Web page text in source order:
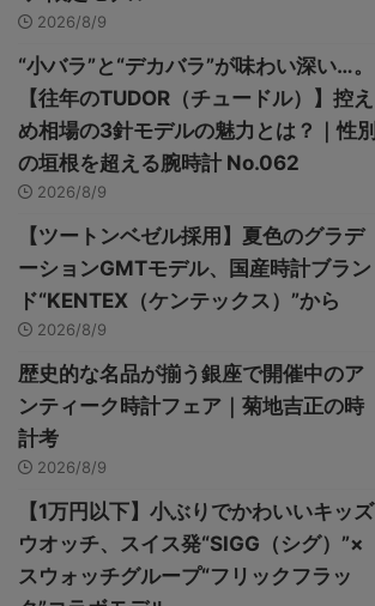
2026/8/9
“小バラ”と“デカバラ”が味わい深い…。
【往年のTUDOR（チュードル）】控え
め相場の3針モデルの魅力とは？｜性別
の垣根を超える腕時計 No.062
2026/8/9
【ツートンベゼル採用】夏色のグラデ
ーションGMTモデル、国産時計ブラン
ド“KENTEX（ケンテックス）”から
2026/8/9
歴史的な名品が揃う銀座で開催中のア
ンティーク時計フェア｜菊地吉正の時
計考
2026/8/9
【1万円以下】小ぶりでかわいいキッズ
ウオッチ、スイス発“SIGG（シグ）”×
スウォッチグループ“フリックフラッ